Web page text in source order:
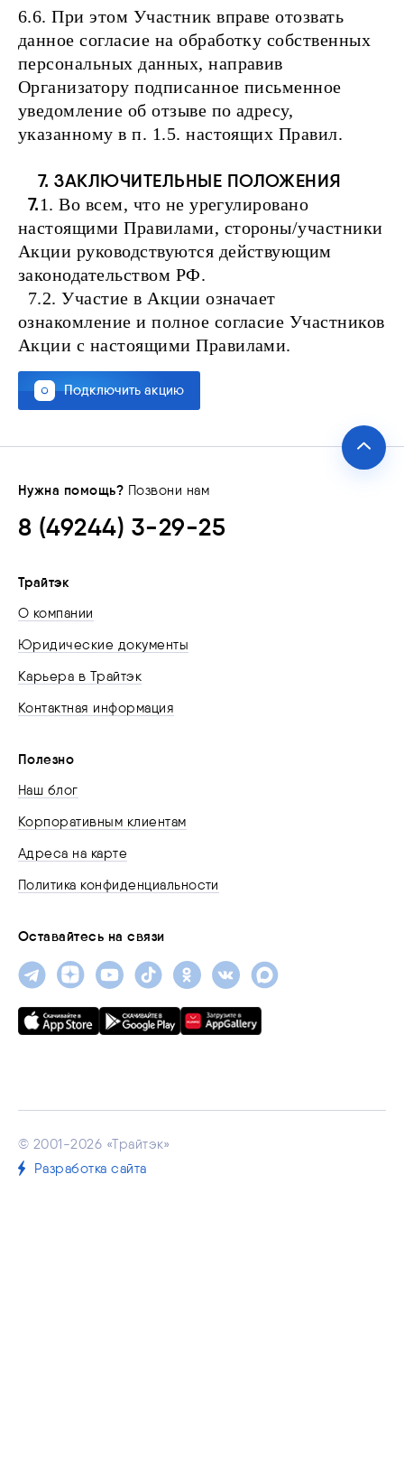
6.6. При этом Участник вправе отозвать
данное согласие на обработку собственных
персональных данных, направив
Организатору подписанное письменное
уведомление об отзыве по адресу,
указанному в п. 1.5. настоящих Правил.
7. ЗАКЛЮЧИТЕЛЬНЫЕ ПОЛОЖЕНИЯ
7.1. Во всем, что не урегулировано
настоящими Правилами, стороны/участники
Акции руководствуются действующим
законодательством РФ.
7.2. Участие в Акции означает
ознакомление и полное согласие Участников
Акции с настоящими Правилами.
Подключить акцию
Нужна помощь? Позвони нам
8 (49244) 3-29-25
Трайтэк
О компании
Юридические документы
Карьера в Трайтэк
Контактная информация
Полезно
Наш блог
Корпоративным клиентам
Адреса на карте
Политика конфиденциальности
Оставайтесь на связи
© 2001-2026 «Трайтэк»
Разработка сайта